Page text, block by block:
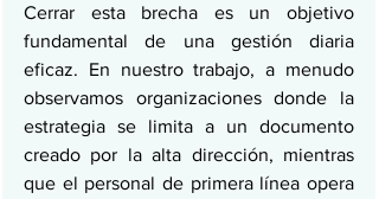
Cerrar esta brecha es un objetivo
fundamental de una gestión diaria
eficaz. En nuestro trabajo, a menudo
observamos organizaciones donde la
estrategia se limita a un documento
creado por la alta dirección, mientras
que el personal de primera línea opera